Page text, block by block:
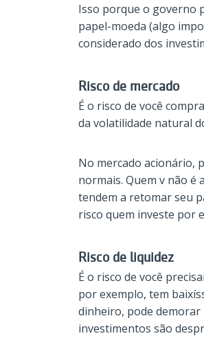
Isso porque o governo
papel-moeda (algo
considerado dos
Risco de mercado
É o risco de você
da volatilidade natural
No mercado acionário,
normais. Quem v não é
tendem a retomar seu
risco quem investe por
Risco de liquidez
É o risco de você
por exemplo, tem
dinheiro, pode demorar
investimentos são